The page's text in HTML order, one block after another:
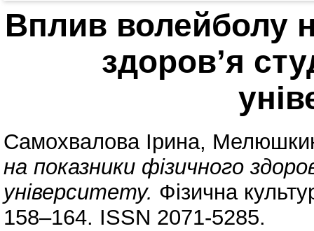
Вплив волейболу
здоров’я
Самохвалова Ірина,
на показники фізичного
університету. Фізична
158–164. ISSN 2071-5285.